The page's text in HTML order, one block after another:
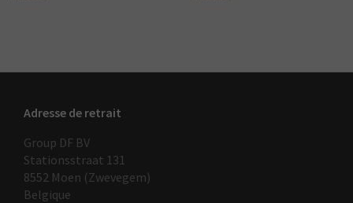
Adresse de retrait
Group DF BV
Stationsstraat 131
8552 Moen (Zwevegem)
Belgique